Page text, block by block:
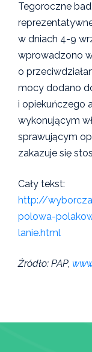
Tegoroczne
w dniach 4-9
wprowadzono
o
mocy dodano
i opiekuńczego
wykonującym
sprawującym
zakazuje się
Cały tekst:
http://
polowa-
lanie.html
Źródło: PAP,